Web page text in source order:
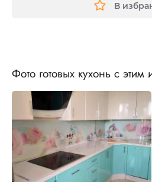
В
Фото готовых кухонь с